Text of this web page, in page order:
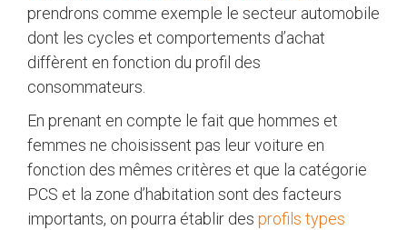
prendrons comme exemple le secteur automobile
dont les cycles et comportements d’achat
diffèrent en fonction du profil des
consommateurs.
En prenant en compte le fait que hommes et
femmes ne choisissent pas leur voiture en
fonction des mêmes critères et que la catégorie
PCS et la zone d’habitation sont des facteurs
importants, on pourra établir des profils types